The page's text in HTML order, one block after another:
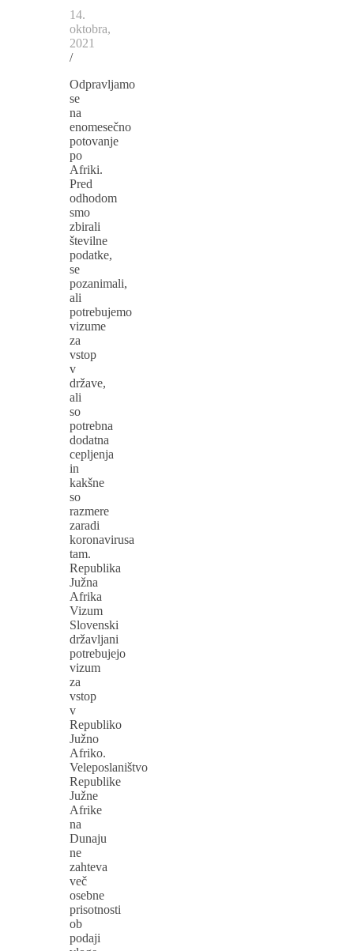
14.
oktobra,
2021
/
Odpravljamo
se
na
enomesečno
potovanje
po
Afriki.
Pred
odhodom
smo
zbirali
številne
podatke,
se
pozanimali,
ali
potrebujemo
vizume
za
vstop
v
države,
ali
so
potrebna
dodatna
cepljenja
in
kakšne
so
razmere
zaradi
koronavirusa
tam.
Republika
Južna
Afrika
Vizum
Slovenski
državljani
potrebujejo
vizum
za
vstop
v
Republiko
Južno
Afriko.
Veleposlaništvo
Republike
Južne
Afrike
na
Dunaju
ne
zahteva
več
osebne
prisotnosti
ob
podaji